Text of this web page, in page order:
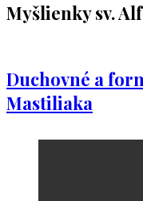
Myšlienky sv.
Duchovné a
Mastiliaka